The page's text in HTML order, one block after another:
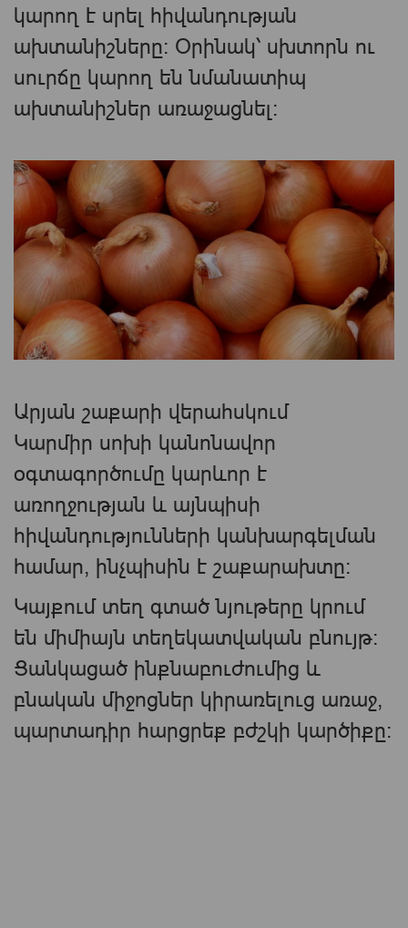
կարող է սրել հիվանդության
ախտանիշները։ Օրինակ՝ սխտորն ու
սուրճը կարող են նմանատիպ
ախտանիշներ առաջացնել։
Արյան շաքարի վերահսկում
Կարմիր սոխի կանոնավոր
օգտագործումը կարևոր է
առողջության և այնպիսի
հիվանդությունների կանխարգելման
համար, ինչպիսին է շաքարախտը։
Կայքում տեղ գտած նյութերը կրում
են միմիայն տեղեկատվական բնույթ։
Ցանկացած ինքնաբուժումից և
բնական միջոցներ կիրառելուց առաջ,
պարտադիր հարցրեք բժշկի կարծիքը։